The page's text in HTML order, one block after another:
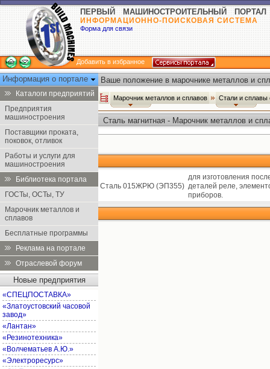
ПЕРВЫЙ МАШИНОСТРОИТЕЛЬНЫЙ ПОРТАЛ
ИНФОРМАЦИОННО-ПОИСКОВАЯ СИСТЕМА
Форма для связи
Добавить в избранное
Информация о портале
Каталоги предприятий
Предприятия
машиностроения
Поставщики проката,
поковок, отливок
Работы и услуги для
машиностроения
Библиотека портала
ГОСТы, ОСТы, ТУ
Марочник металлов и
сплавов
Бесплатные программы
Реклама на портале
Отраслевой форум
Новые предприятия
«СПЕЦПОСТАВКА»
«Златоустовский часовой
завод»
«Лантан»
«Резинотехника»
«Волчематьев А.Ю.»
«Электроресурс»
Ваше положение в марочнике металлов и
Марочник металлов и сплавов Стали и сплавы
Сталь магнитная - Марочник металлов и
Сталь 015ЖРЮ (ЭП355)
для изготовления
деталей реле,
приборов.